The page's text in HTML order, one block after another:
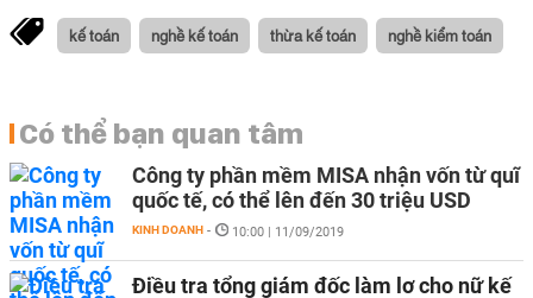
kế toán nghề kế toán thừa kế toán nghề kiểm toán
Có thể bạn quan tâm
Công ty phần mềm MISA nhận vốn từ quĩ
quốc tế, có thể lên đến 30 triệu USD
KINH DOANH - 10:00 | 11/09/2019
Điều tra tổng giám đốc làm lơ cho nữ kế